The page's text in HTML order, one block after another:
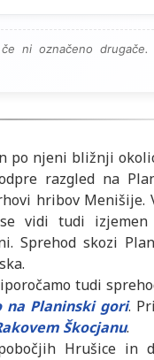
ni označeno drugače.
po njeni bližnji
razgled na
hribov Menišije.
vidi tudi izjemen
Sprehod skozi
tudi
na Planinski gori.
Škocjanu.
Hrušice in